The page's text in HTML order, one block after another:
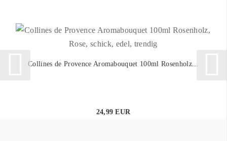
Collines de Provence Aromabouquet 100ml Rosenholz...
24,99 EUR